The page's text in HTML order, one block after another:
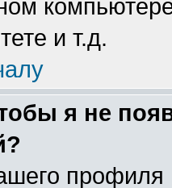
и т.д.
я не